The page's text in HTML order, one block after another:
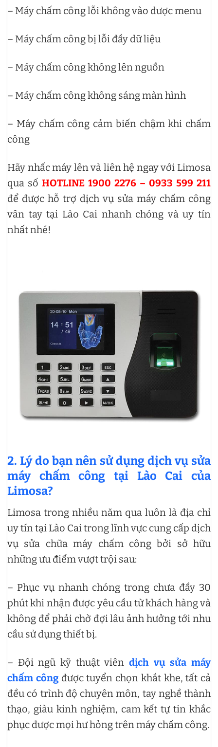
– Máy chấm công lỗi không vào được menu
– Máy chấm công bị lỗi đầy dữ liệu
– Máy chấm công không lên nguồn
– Máy chấm công không sáng màn hình
– Máy chấm công cảm biến chậm khi chấm
công
Hãy nhấc máy lên và liên hệ ngay với Limosa
qua số HOTLINE 1900 2276 – 0933 599 211
để được hỗ trợ dịch vụ sửa máy chấm công
vân tay tại Lào Cai nhanh chóng và uy tín
nhất nhé!
2. Lý do bạn nên sử dụng dịch vụ sửa
máy chấm công tại Lào Cai của
Limosa?
Limosa trong nhiều năm qua luôn là địa chỉ
uy tín tại Lào Cai trong lĩnh vực cung cấp dịch
vụ sửa chữa máy chấm công bởi sở hữu
những ưu điểm vượt trội sau:
– Phục vụ nhanh chóng trong chưa đầy 30
phút khi nhận được yêu cầu từ khách hàng và
không để phải chờ đợi lâu ảnh hưởng tới nhu
cầu sử dụng thiết bị.
– Đội ngũ kỹ thuật viên dịch vụ sửa máy
chấm côngđược tuyển chọn khắt khe, tất cả
đều có trình độ chuyên môn, tay nghề thành
thạo, giàu kinh nghiệm, cam kết tự tin khắc
phục được mọi hư hỏng trên máy chấm công.